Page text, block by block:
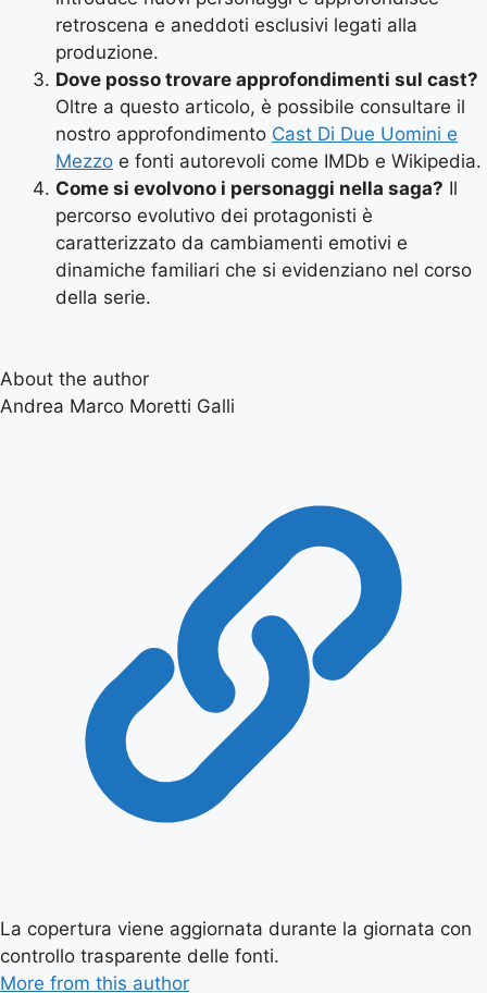
retroscena e aneddoti esclusivi legati alla
produzione.
Dove posso trovare approfondimenti sul cast?
Oltre a questo articolo, è possibile consultare il
nostro approfondimento Cast Di Due Uomini e
Mezzo e fonti autorevoli come IMDb e Wikipedia.
Come si evolvono i personaggi nella saga? Il
percorso evolutivo dei protagonisti è
caratterizzato da cambiamenti emotivi e
dinamiche familiari che si evidenziano nel corso
della serie.
About the author
Andrea Marco Moretti Galli
La copertura viene aggiornata durante la giornata con
controllo trasparente delle fonti.
More from this author